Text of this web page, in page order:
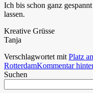
Ich bis schon ganz
lassen.
Kreative Grüsse
Tanja
Verschlagwortet mit Platz
RotterdamKommentar
Suchen